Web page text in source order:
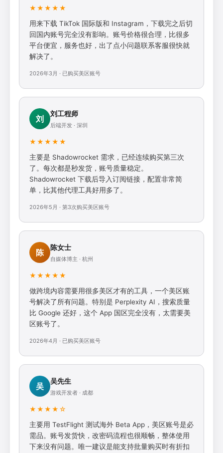
★★★★★
用来下载 TikTok 国际版和 Instagram，下载完之后切
回国内账号完全没有影响。账号价格很合理，比很多
平台便宜，服务也好，出了点小问题联系客服很快就
解决了。
2026年3月 · 已购买美区账号
刘
刘工程师
后端开发 · 深圳
★★★★★
主要是 Shadowrocket 需求，已经连续购买第三次
了。每次都是秒发货，账号质量稳定。
Shadowrocket 下载后导入订阅链接，配置非常简
单，比其他代理工具好用多了。
2026年5月 · 第3次购买美区账号
陈
陈女士
自媒体博主 · 杭州
★★★★★
做跨境内容需要用很多美区才有的工具，一个美区账
号解决了所有问题。特别是 Perplexity AI，搜索质量
比 Google 还好，这个 App 国区完全没有，太需要美
区账号了。
2026年4月 · 已购买美区账号
吴
吴先生
游戏开发者 · 成都
★★★★☆
主要用 TestFlight 测试海外 Beta App，美区账号是必
需品。账号发货快，改密码流程也很顺畅，整体使用
下来没有问题。唯一建议是能支持批量购买时有折扣